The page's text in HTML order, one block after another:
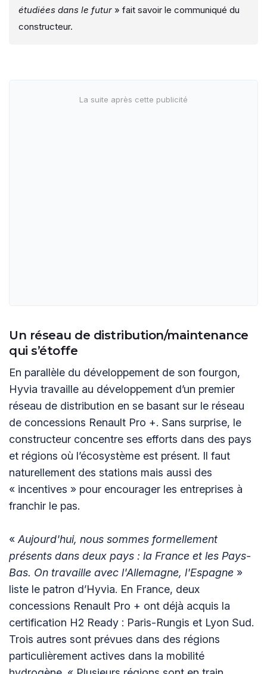
étudiées dans le futur » fait savoir le communiqué du
constructeur.
Un réseau de distribution/maintenance
qui s’étoffe
En parallèle du développement de son fourgon,
Hyvia travaille au développement d’un premier
réseau de distribution en se basant sur le réseau
de concessions Renault Pro +. Sans surprise, le
constructeur concentre ses efforts dans des pays
et régions où l’écosystème est présent. Il faut
naturellement des stations mais aussi des
« incentives » pour encourager les entreprises à
franchir le pas.
« Aujourd'hui, nous sommes formellement
présents dans deux pays : la France et les Pays-
Bas. On travaille avec l'Allemagne, l'Espagne »
liste le patron d’Hyvia. En France, deux
concessions Renault Pro + ont déjà acquis la
certification H2 Ready : Paris-Rungis et Lyon Sud.
Trois autres sont prévues dans des régions
particulièrement actives dans la mobilité